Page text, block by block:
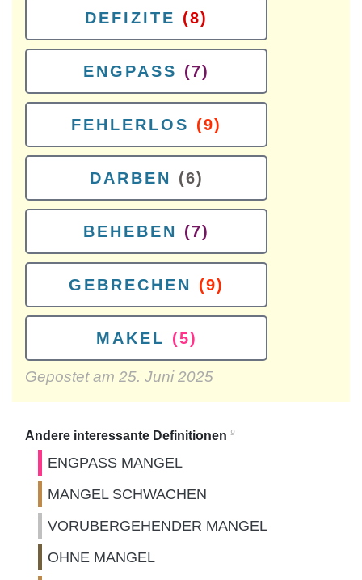
DEFIZITE (8)
ENGPASS (7)
FEHLERLOS (9)
DARBEN (6)
BEHEBEN (7)
GEBRECHEN (9)
MAKEL (5)
Gepostet am 25. Juni 2025
Andere interessante Definitionen 9
ENGPASS MANGEL
MANGEL SCHWACHEN
VORUBERGEHENDER MANGEL
OHNE MANGEL